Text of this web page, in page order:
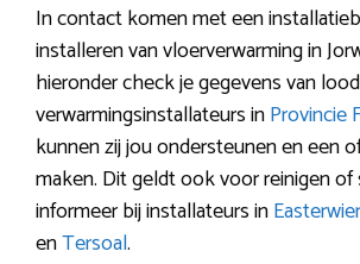
In contact komen met een
installeren van vloerverwarming in
hieronder check je gegevens van
verwarmingsinstallateurs inProvincie
kunnen zij jou ondersteunen en een
maken. Dit geldt ook voor reinigen
informeer bij installateurs in
enTersoal.